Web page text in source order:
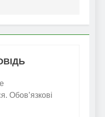
Обов’язкові